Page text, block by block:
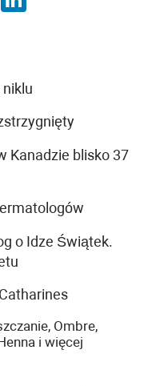
Kanadzie blisko 37
o Idze Świątek.
Ombre,
i więcej